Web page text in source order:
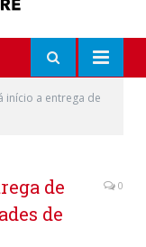
início a entrega de
de
de
0